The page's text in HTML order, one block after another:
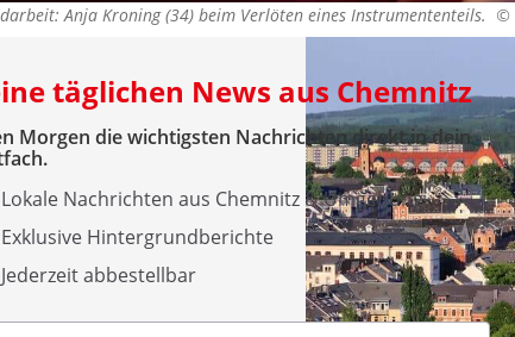
Anja Kroning (34) beim Verlöten eines Instrumententeils. ©
täglichen News aus Chemnitz
Morgen die wichtigsten Nachrichten direkt in dein
Lokale Nachrichten aus Chemnitz & Umgebung
Exklusive Hintergrundberichte
Jederzeit abbestellbar